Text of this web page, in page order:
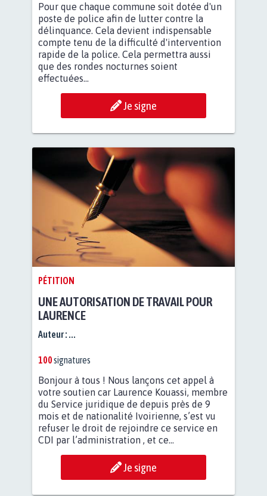
Pour que chaque commune soit dotée d'un
poste de police afin de lutter contre la
délinquance. Cela devient indispensable
compte tenu de la difficulté d'intervention
rapide de la police. Cela permettra aussi
que des rondes nocturnes soient
effectuées...
Je signe
PÉTITION
UNE AUTORISATION DE TRAVAIL POUR
LAURENCE
Auteur : ...
100signatures
Bonjour à tous ! Nous lançons cet appel à
votre soutien car Laurence Kouassi, membre
du Service juridique de depuis près de 9
mois et de nationalité Ivoirienne, s’est vu
refuser le droit de rejoindre ce service en
CDI par l’administration , et ce...
Je signe